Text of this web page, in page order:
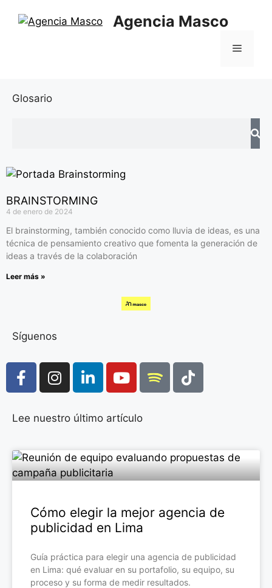
Agencia Masco
Glosario
BRAINSTORMING
4 de enero de 2024
El brainstorming, también conocido como lluvia de ideas, es una
técnica de pensamiento creativo que fomenta la generación de
ideas a través de la colaboración
Leer más »
Síguenos
Lee nuestro último artículo
Cómo elegir la mejor agencia de
publicidad en Lima
Guía práctica para elegir una agencia de publicidad
en Lima: qué evaluar en su portafolio, su equipo, su
proceso y su forma de medir resultados.